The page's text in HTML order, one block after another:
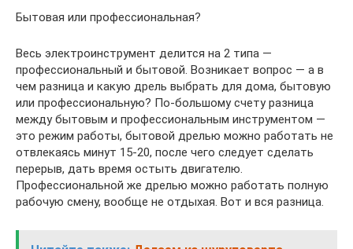
Бытовая или профессиональная?
Весь электроинструмент делится на 2 типа —
профессиональный и бытовой. Возникает вопрос — а в
чем разница и какую дрель выбрать для дома, бытовую
или профессиональную? По-большому счету разница
между бытовым и профессиональным инструментом —
это режим работы, бытовой дрелью можно работать не
отвлекаясь минут 15-20, после чего следует сделать
перерыв, дать время остыть двигателю.
Профессиональной же дрелью можно работать полную
рабочую смену, вообще не отдыхая. Вот и вся разница.